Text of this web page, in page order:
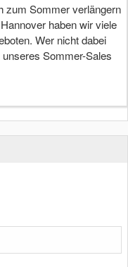
zum Sommer verlängern
haben wir viele
Wer nicht dabei
Sommer-Sales